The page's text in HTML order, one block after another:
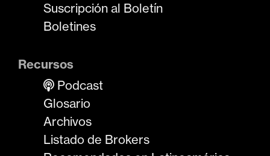
Suscripción al Boletín
Boletines
Recursos
Podcast
Glosario
Archivos
Listado de Brokers